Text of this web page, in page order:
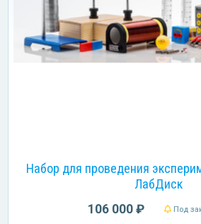
Набор для проведения
ЛабДиск
106 000 ₽ Под